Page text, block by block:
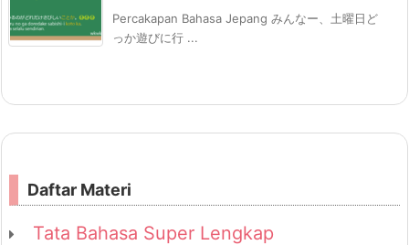
Percakapan Bahasa Jepang みんなー、土曜日ど
っか遊びに行 ...
Daftar Materi
Tata Bahasa Super Lengkap